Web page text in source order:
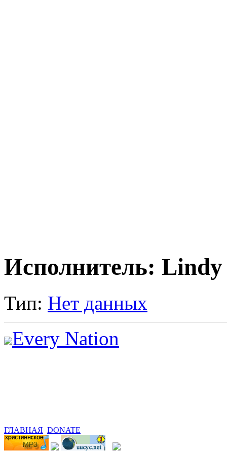
Исполнитель:
Тип: Нет данных
Every Nation
ГЛАВНАЯ DONATE